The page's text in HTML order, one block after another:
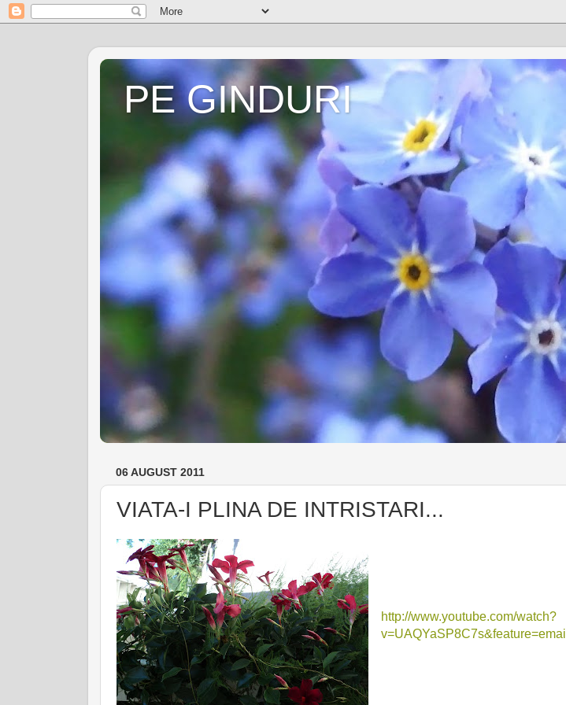
PE GINDURI
06 AUGUST 2011
VIATA-I PLINA DE INTRISTARI...
http://www.youtube.com/watch?
v=UAQYaSP8C7s&feature=email